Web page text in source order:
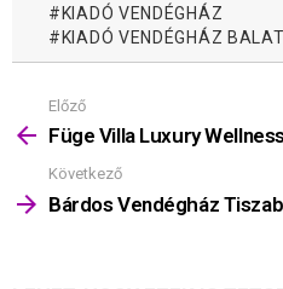
KIADÓ VENDÉGHÁZ
KIADÓ VENDÉGHÁZ
Mutass
többet
Előző
Füge Villa Luxury
Következő
Bárdos Vendégház